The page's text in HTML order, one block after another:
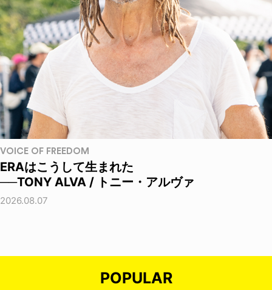
VOICE OF FREEDOM
ERAはこうして生まれた
──TONY ALVA / トニー・アルヴァ
2026.08.07
POPULAR